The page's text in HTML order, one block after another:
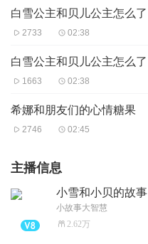
白雪公主和贝儿公主怎么了
2733 02:38
白雪公主和贝儿公主怎么了
1663 02:38
希娜和朋友们的心情糖果
2746 02:45
主播信息
小雪和小贝的故事
小故事大智慧
2.62万